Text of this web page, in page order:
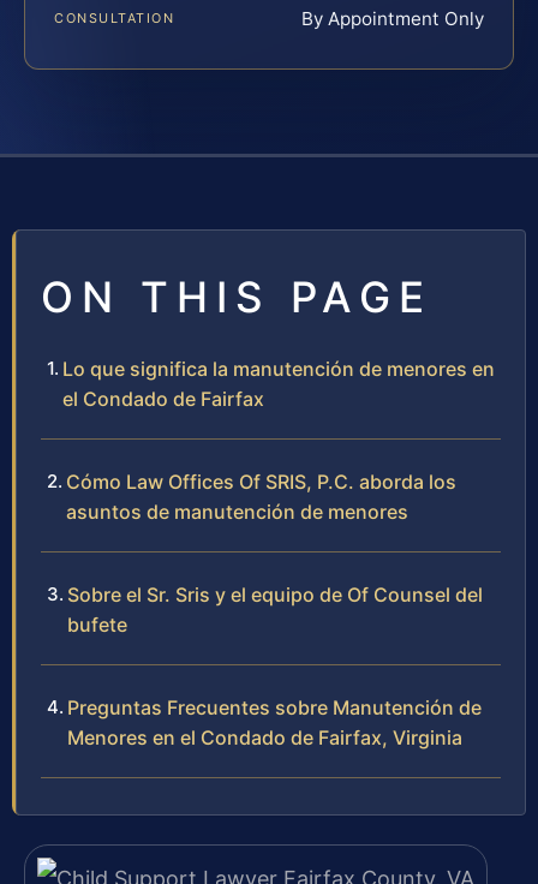
CONSULTATION By Appointment Only
ON THIS PAGE
Lo que significa la manutención de menores en
el Condado de Fairfax
Cómo Law Offices Of SRIS, P.C. aborda los
asuntos de manutención de menores
Sobre el Sr. Sris y el equipo de Of Counsel del
bufete
Preguntas Frecuentes sobre Manutención de
Menores en el Condado de Fairfax, Virginia